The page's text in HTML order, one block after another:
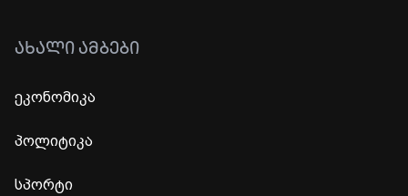
ᲐᲮᲐᲚᲘ ᲐᲛᲑᲔᲑᲘ
ეკონომიკა
პოლიტიკა
სპორტი